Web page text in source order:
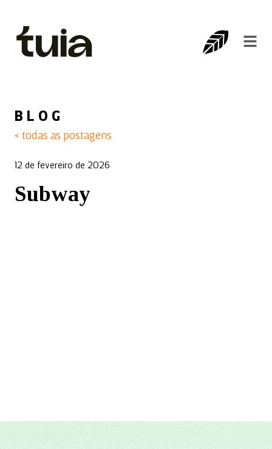
BLOG
< todas as postagens
12 de fevereiro de 2026
Subway